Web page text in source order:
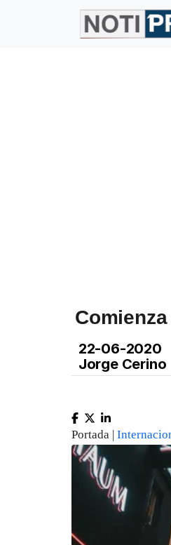
22-06-2020
Jorge Cerino
Portada |